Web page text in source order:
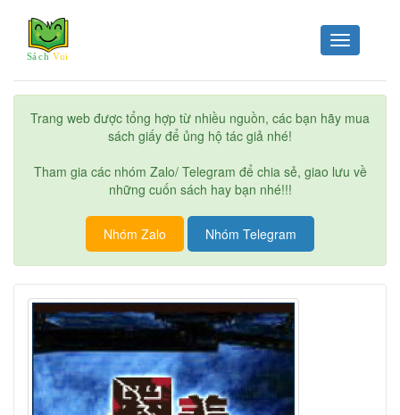
Toggle
navigation
Trang web được tổng hợp từ nhiều nguồn, các bạn hãy mua
sách giấy để ủng hộ tác giả nhé!
Tham gia các nhóm Zalo/ Telegram để chia sẻ, giao lưu về
những cuốn sách hay bạn nhé!!!
Nhóm Zalo Nhóm Telegram